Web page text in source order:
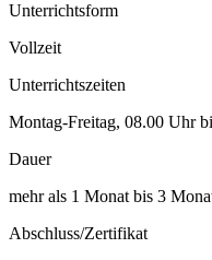
Unterrichtsform
Vollzeit
Unterrichtszeiten
Montag-Freitag, 08.00 Uhr
Dauer
mehr als 1 Monat bis 3
Abschluss/Zertifikat